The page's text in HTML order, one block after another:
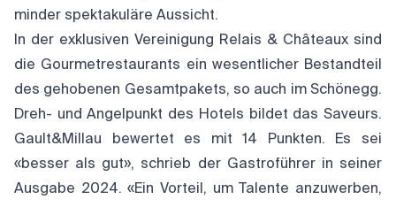
minder spektakuläre Aussicht.
In der exklusiven Vereinigung Relais & Châteaux sind
die Gourmetrestaurants ein wesentlicher Bestandteil
des gehobenen Gesamtpakets, so auch im Schönegg.
Dreh- und Angelpunkt des Hotels bildet das Saveurs.
Gault&Millau bewertet es mit 14 Punkten. Es sei
«besser als gut», schrieb der Gastroführer in seiner
Ausgabe 2024. «Ein Vorteil, um Talente anzuwerben,